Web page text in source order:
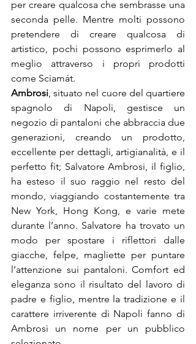
per creare qualcosa che sembrasse una
seconda pelle. Mentre molti possono
pretendere di creare qualcosa di
artistico, pochi possono esprimerlo al
meglio attraverso i propri prodotti
Ambrosi, situato nel cuore del quartiere
spagnolo di Napoli, gestisce un
negozio di pantaloni che abbraccia due
generazioni, creando un prodotto,
eccellente per dettagli, artigianalità, e il
perfetto fit; Salvatore Ambrosi, il figlio,
ha esteso il suo raggio nel resto del
mondo, viaggiando costantemente tra
New York, Hong Kong, e varie mete
durante l’anno. Salvatore ha trovato un
modo per spostare i riflettori dalle
giacche, felpe, magliette per puntare
l’attenzione sui pantaloni. Comfort ed
eleganza sono il risultato del lavoro di
padre e figlio, mentre la tradizione e il
carattere irriverente di Napoli fanno di
Ambrosi un nome per un pubblico